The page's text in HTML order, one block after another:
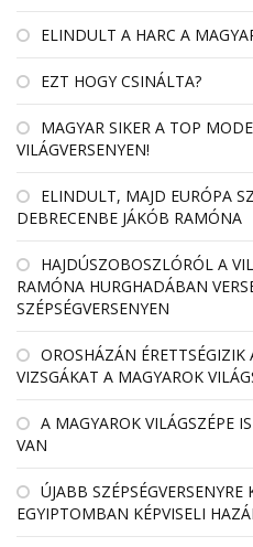
ELINDULT A HARC A
EZT HOGY CSINÁLTA?
MAGYAR SIKER A TOP
VILÁGVERSENYEN!
ELINDULT, MAJD EURÓPA
DEBRECENBE JÁKÓB RAMÓNA
HAJDÚSZOBOSZLÓRÓL A
RAMÓNA HURGHADÁBAN
SZÉPSÉGVERSENYEN
OROSHÁZÁN
VIZSGÁKAT A MAGYAROK
A MAGYAROK VILÁGSZÉPE
VAN
ÚJABB
EGYIPTOMBAN KÉPVISELI